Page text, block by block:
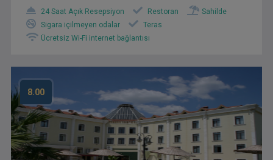
24 Saat Açık Resepsiyon Restoran
Sahilde
Sigara içilmeyen odalar
Teras
Ücretsiz Wi-Fi internet bağlantısı
8.00